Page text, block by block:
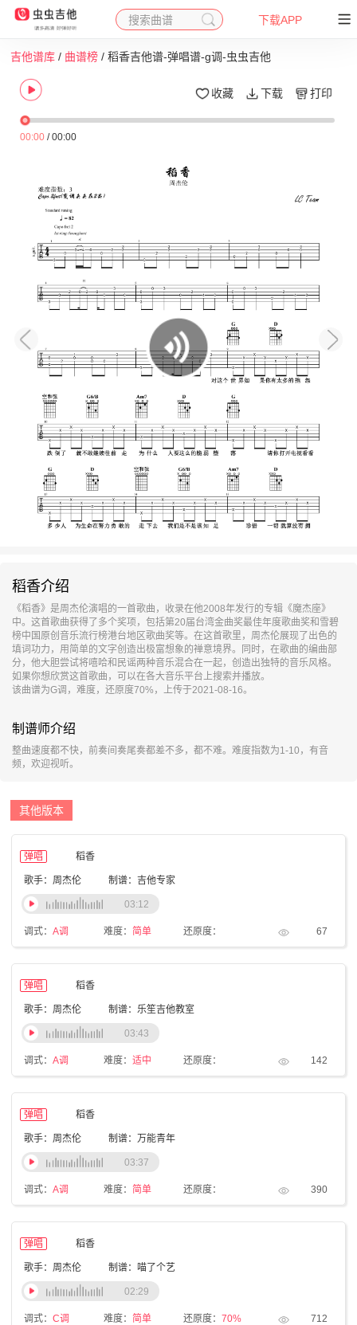
搜索曲谱 下载APP
吉他谱库 / 曲谱榜 / 稻香吉他谱-弹唱谱-g调-虫虫吉他
收藏 下载 打印
00:00 /00:00
稻香介绍
《稻香》是周杰伦演唱的一首歌曲，收录在他2008年发行的专辑《魔杰座》
中。这首歌曲获得了多个奖项，包括第20届台湾金曲奖最佳年度歌曲奖和雪碧
榜中国原创音乐流行榜港台地区歌曲奖等。在这首歌里，周杰伦展现了出色的
填词功力，用简单的文字创造出极富想象的禅意境界。同时，在歌曲的编曲部
分，他大胆尝试将嘻哈和民谣两种音乐混合在一起，创造出独特的音乐风格。
如果你想欣赏这首歌曲，可以在各大音乐平台上搜索并播放。
该曲谱为G调，难度，还原度70%，上传于2021-08-16。
制谱师介绍
整曲速度都不快，前奏间奏尾奏都差不多，都不难。难度指数为1-10，有音
频，欢迎视听。
其他版本
弹唱 稻香
歌手：周杰伦 制谱：吉他专家
调式： A调 难度： 简单 还原度： 67
03:12
弹唱 稻香
歌手：周杰伦 制谱：乐笙吉他教室
调式： A调 难度： 适中 还原度： 142
03:43
弹唱 稻香
歌手：周杰伦 制谱：万能青年
调式： A调 难度： 简单 还原度： 390
03:37
弹唱 稻香
歌手：周杰伦 制谱：喵了个艺
调式： C调 难度： 简单 还原度： 70% 712
02:29